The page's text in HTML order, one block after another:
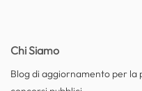
Chi Siamo
Blog di aggiornamento per la